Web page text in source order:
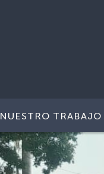
NUESTRO TRABAJO